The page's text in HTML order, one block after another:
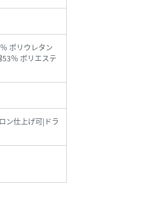
ポリウレタン
％ ポリエステ
ン仕上げ可|ドラ